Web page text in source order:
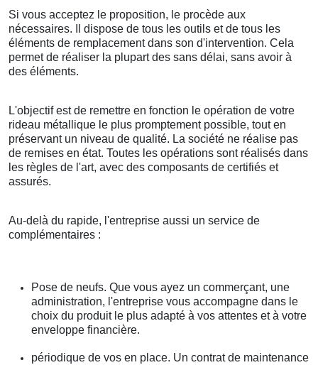
Si vous acceptez le proposition, le procède aux
nécessaires. Il dispose de tous les outils et de tous les
éléments de remplacement dans son d'intervention. Cela
permet de réaliser la plupart des sans délai, sans avoir à
des éléments.
L'objectif est de remettre en fonction le opération de votre
rideau métallique le plus promptement possible, tout en
préservant un niveau de qualité. La société ne réalise pas
de remises en état. Toutes les opérations sont réalisés dans
les règles de l'art, avec des composants de certifiés et
assurés.
Au-delà du rapide, l'entreprise aussi un service de
complémentaires :
Pose de neufs. Que vous ayez un commerçant, une
administration, l'entreprise vous accompagne dans le
choix du produit le plus adapté à vos attentes et à votre
enveloppe financière.
périodique de vos en place. Un contrat de maintenance